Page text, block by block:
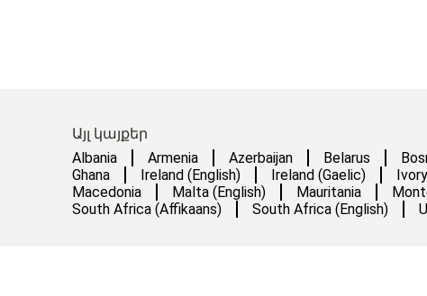
Այլ կայքեր
Albania
Armenia Azerbaijan Belarus
Ghana
Ireland (English) Ireland (Gaelic)
Macedonia
Malta (English) Mauritania
South Africa (Affikaans)
South Africa (English)